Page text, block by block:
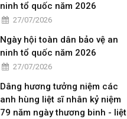
ninh tổ quốc năm 2026
27/07/2026
Ngày hội toàn dân bảo vệ an
ninh tổ quốc năm 2026
27/07/2026
Dâng hương tưởng niệm các
anh hùng liệt sĩ nhân kỷ niệm
79 năm ngày thương binh - liệt